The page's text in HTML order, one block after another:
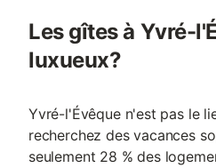
Les gîtes à Yvré-
luxueux?
Yvré-l'Évêque n'est pas le
recherchez des vacances
seulement 28 % des